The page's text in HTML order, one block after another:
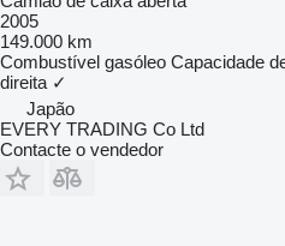
2005
149.000 km
Combustível gasóleo Capacidade
direita ✓
Japão
EVERY TRADING Co Ltd
Contacte o vendedor